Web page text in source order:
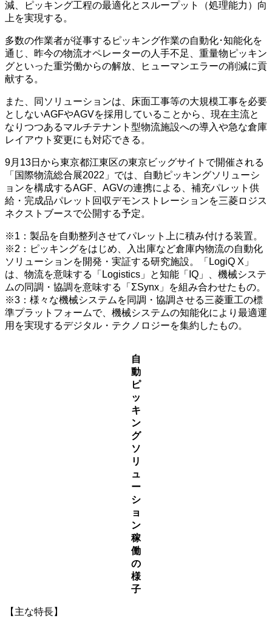
減、ピッキング工程の最適化とスループット（処理能力）向
上を実現する。
多数の作業者が従事するピッキング作業の自動化･知能化を
通じ、昨今の物流オペレーターの人手不足、重量物ピッキン
グといった重労働からの解放、ヒューマンエラーの削減に貢
献する。
また、同ソリューションは、床面工事等の大規模工事を必要
としないAGFやAGVを採用していることから、現在主流と
なりつつあるマルチテナント型物流施設への導入や急な倉庫
レイアウト変更にも対応できる。
9月13日から東京都江東区の東京ビッグサイトで開催される
「国際物流総合展2022」では、自動ピッキングソリューシ
ョンを構成するAGF、AGVの連携による、補充パレット供
給・完成品パレット回収デモンストレーションを三菱ロジス
ネクストブースで公開する予定。
※1：製品を自動整列させてパレット上に積み付ける装置。
※2：ピッキングをはじめ、入出庫など倉庫内物流の自動化
ソリューションを開発・実証する研究施設。「LogiQ X」
は、物流を意味する「Logistics」と知能「IQ」、機械システ
ムの同調・協調を意味する「ΣSynx」を組み合わせたもの。
※3：様々な機械システムを同調・協調させる三菱重工の標
準プラットフォームで、機械システムの知能化により最適運
用を実現するデジタル・テクノロジーを集約したもの。
自
動
ピ
ッ
キ
ン
グ
ソ
リ
ュ
ー
シ
ョ
ン
稼
働
の
様
子
【主な特長】